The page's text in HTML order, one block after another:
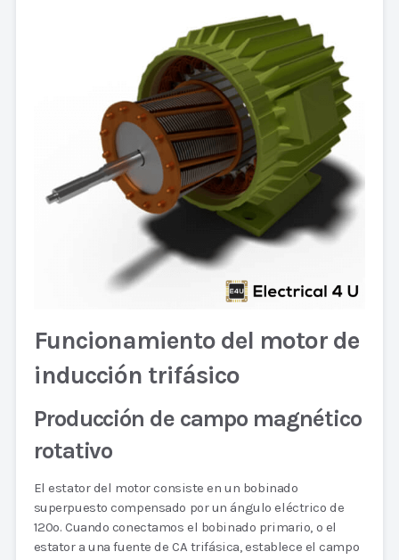
Funcionamiento del motor de
inducción trifásico
Producción de campo magnético
rotativo
El estator del motor consiste en un bobinado
superpuesto compensado por un ángulo eléctrico de
120o. Cuando conectamos el bobinado primario, o el
estator a una fuente de CA trifásica, establece el campo